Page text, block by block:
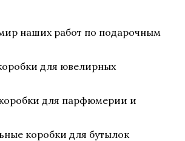
наших работ по подарочным
для ювелирных
для парфюмерии и
коробки для бутылок